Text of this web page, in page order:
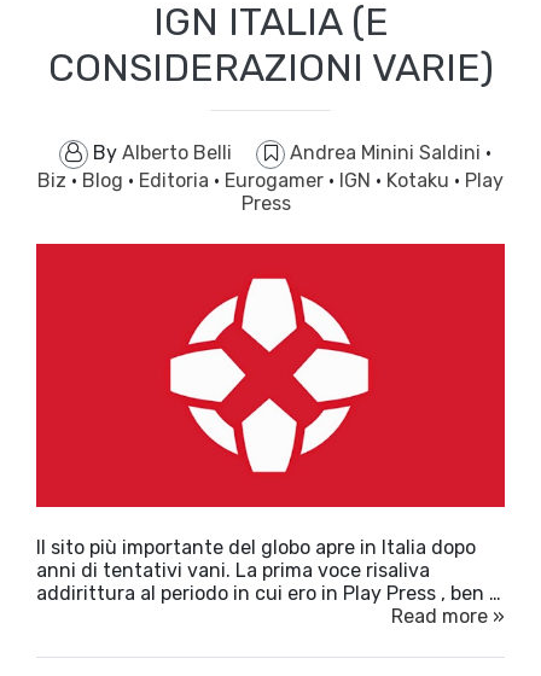
IGN ITALIA (E
CONSIDERAZIONI VARIE)
By Alberto Belli Andrea Minini Saldini ·
Biz · Blog · Editoria · Eurogamer · IGN · Kotaku · Play
Press
Il sito più importante del globo apre in Italia dopo
anni di tentativi vani. La prima voce risaliva
addirittura al periodo in cui ero in Play Press , ben …
Read more »